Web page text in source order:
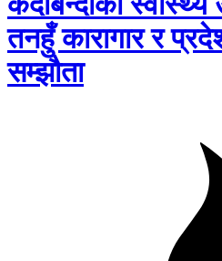
तनहुँ कारागार र
सम्झौता